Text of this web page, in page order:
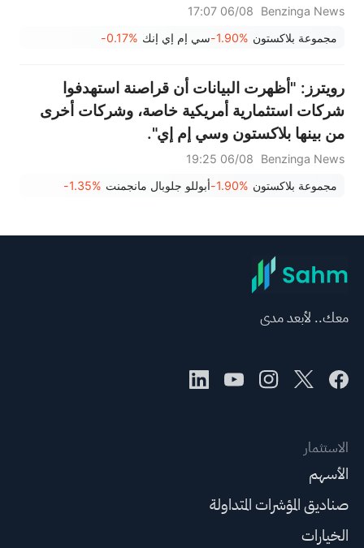
Benzinga News
06/08 17:07
مجموعة بلاكستون -1.90%سي إم إي إنك -0.17%
رويترز: "أظهرت البيانات أن قراصنة استهدفوا
شركات استثمارية أمريكية خاصة، وشركات أخرى
من بينها بلاكستون وسي إم إي".
Benzinga News
06/08 19:25
مجموعة بلاكستون -1.90%أبوللو جلوبال مانجمنت -1.35%
معك.. لأبعد مدى
الاستثمار
الأسهم
صناديق المؤشرات المتداولة
الخيارات